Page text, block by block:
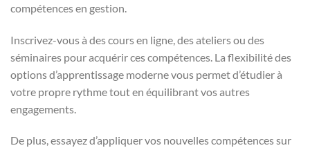
compétences en gestion.
Inscrivez-vous à des cours en ligne, des ateliers ou des
séminaires pour acquérir ces compétences. La flexibilité des
options d’apprentissage moderne vous permet d’étudier à
votre propre rythme tout en équilibrant vos autres
engagements.
De plus, essayez d’appliquer vos nouvelles compétences sur